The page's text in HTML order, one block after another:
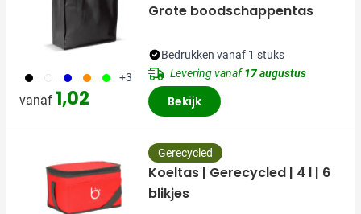
001 002 005 007 029 +3
vanaf 1,02
Grote boodschappentas
Bedrukken vanaf 1 stuks
Levering vanaf17 augustus
Bekijk
Gerecycled
Koeltas | Gerecycled | 4 l | 6
blikjes